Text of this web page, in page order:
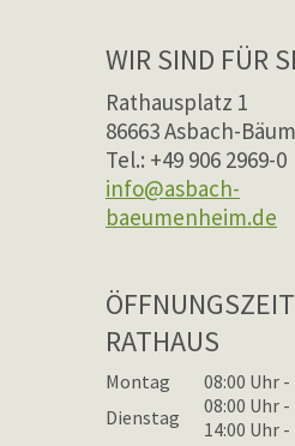
WIR SIND FÜR
Rathausplatz 1
86663 Asbach-
Tel.: +49 906 2969-0
info@asbach-
baeumenheim.de
RATHAUS
Montag
08:00 Uhr
Dienstag
08:00 Uhr -
14:00 Uhr